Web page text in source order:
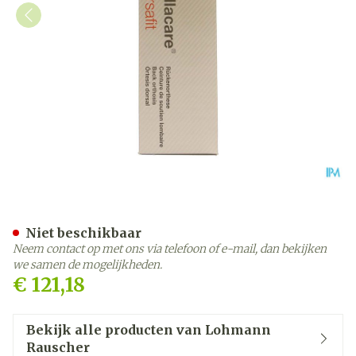
€ 121,18
Niet beschikbaar
Neem contact op met ons via telefoon of e-mail, dan bekijken
we samen de mogelijkheden.
Bekijk alle producten van Lohmann
Rauscher